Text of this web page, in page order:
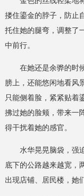
搂住鎏金的脖子，防止
托住她的腿弯，调整了
中前行。
在她还是余骅的时
膀上，还能悠闲地看风
只能侧着脸，紧紧贴着
拂过她的脸颊，带来一
得干扰着她的感官。
水华晃晃脑袋，强
底下的公路越来越宽，
出现店铺、居民楼，她